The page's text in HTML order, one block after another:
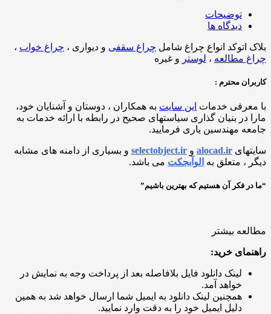
توضیحات
دیدگاه ها
اتوکد انواع چراغ شاملچراغ سقفیو دیواری ،چراغ خواب،
مطالعه،لوسترو غیره
محترم :
خدماتاین سایتبه همکاران ، دوستان و آشنایان خود،
در بنیان گذاری سیاستهای صحیح در رابطه با ارائه خدمات به
مهندسین یاری فرمایید.
alocad.irوselectobject.irو بسیاری از دامنه های مشابه
، متعلق بهالوآبجکتمی باشد.
فکر آن هستیم که بهترین باشیم”
بیشتر
خرید:
لینک دانلود فایل بلافاصله بعد از پرداخت وجه به نمایش در
خواهد آمد.
همچنین لینک دانلود به ایمیل شما ارسال خواهد شد به همین
دلیل ایمیل خود را به دقت وارد نمایید.